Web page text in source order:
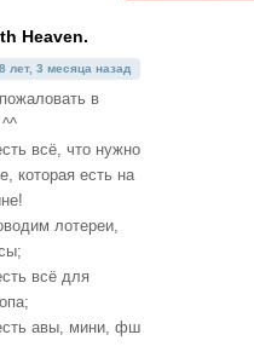
Heaven.
лет, 3 месяца назад
в
^^
всё, что нужно
которая есть на
лотереи,
всё для
авы, мини, фш